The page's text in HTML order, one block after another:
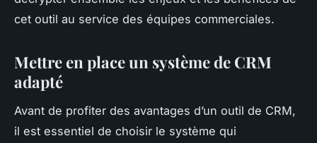
cet outil au service des équipes commerciales.
Mettre en place un système de CRM
adapté
Avant de profiter des avantages d’un outil de CRM,
il est essentiel de choisir le système qui